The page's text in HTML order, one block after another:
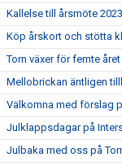
Kallelse till årsmöte 2023
Köp årskort och stötta
Torn växer för femte året
Mellobrickan äntligen
Välkomna med förslag
Julklappsdagar på
Julbaka med oss på